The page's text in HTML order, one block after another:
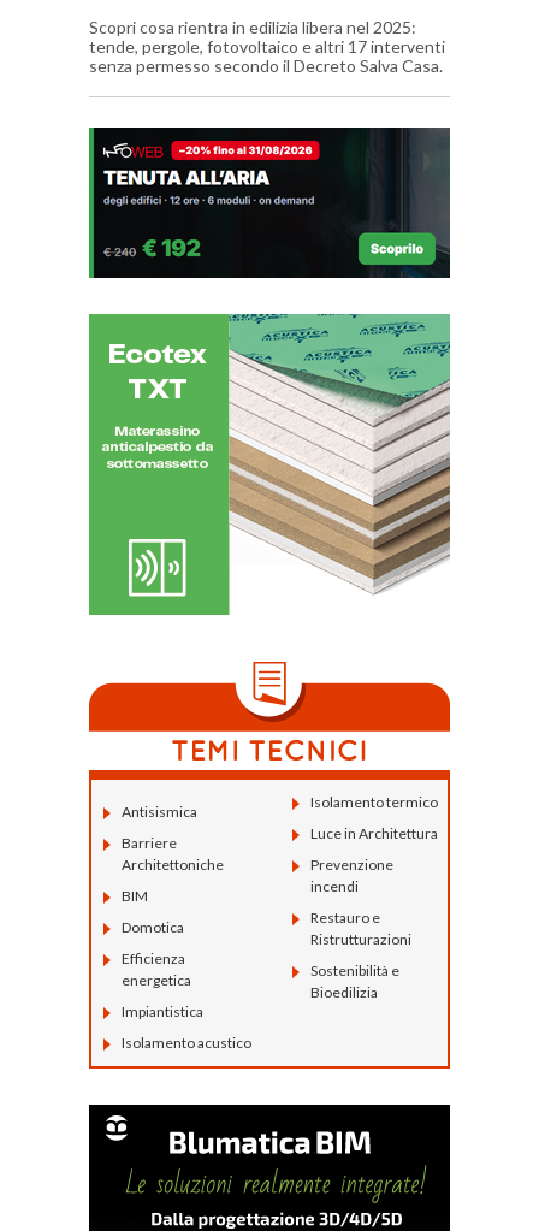
Scopri cosa rientra in edilizia libera nel 2025:
tende, pergole, fotovoltaico e altri 17 interventi
senza permesso secondo il Decreto Salva Casa.
Antisismica
Barriere
Architettoniche
BIM
Domotica
Efficienza
energetica
Impiantistica
Isolamento acustico
Isolamento termico
Luce in Architettura
Prevenzione
incendi
Restauro e
Ristrutturazioni
Sostenibilità e
Bioedilizia